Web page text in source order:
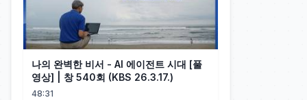
나의 완벽한 비서 - AI 에이전트 시대 [풀
영상] | 창 540회 (KBS 26.3.17.)
48:31